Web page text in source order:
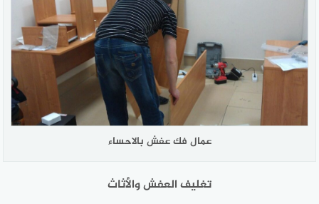
عمال فك عفش بالاحساء
تغليف العفش والأثاث